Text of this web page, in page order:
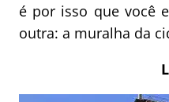
é por isso que você
outra: a muralha da